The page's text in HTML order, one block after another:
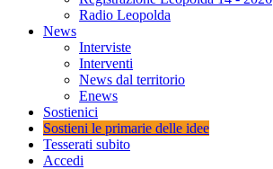
Radio Leopolda
News
Interviste
Interventi
News dal territorio
Enews
Sostienici
Sostieni le primarie delle idee
Tesserati subito
Accedi